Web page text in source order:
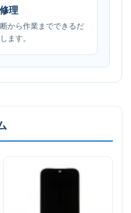
理
から作業までできるだ
ます。